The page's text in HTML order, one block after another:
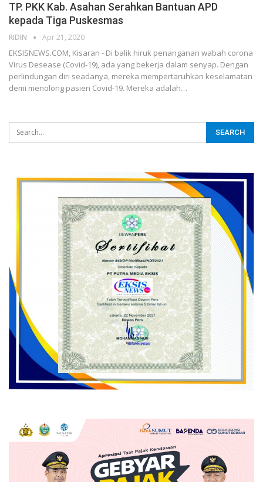
TP. PKK Kab. Asahan Serahkan Bantuan APD
kepada Tiga Puskesmas
RIDIN Apr 21, 2020
EKSISNEWS.COM, Kisaran - Di balik hiruk penanganan wabah corona
Virus Desease (Covid-19), ada yang bekerja dalam senyap. Dengan
perlindungan diri seadanya, mereka mempertaruhkan keselamatan
demi menolong pasien Covid-19. Mereka adalah…